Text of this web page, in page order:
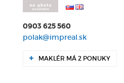
0903 625 560
polak@impreal.sk
MAKLÉR MÁ 2 PONUKY